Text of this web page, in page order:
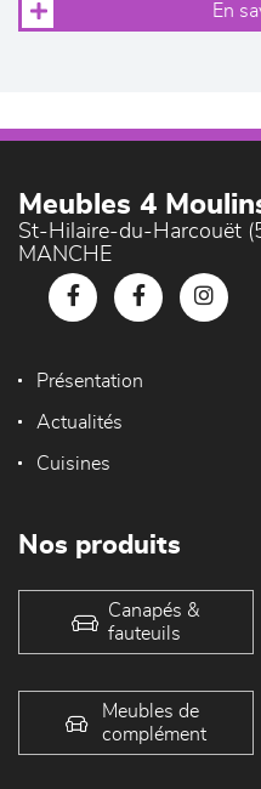
En
Meubles 4
St-Hilaire-du-Harcouët
MANCHE
Présentation
Actualités
Cuisines
Nos produits
Canapés &
fauteuils
Meubles de
complément